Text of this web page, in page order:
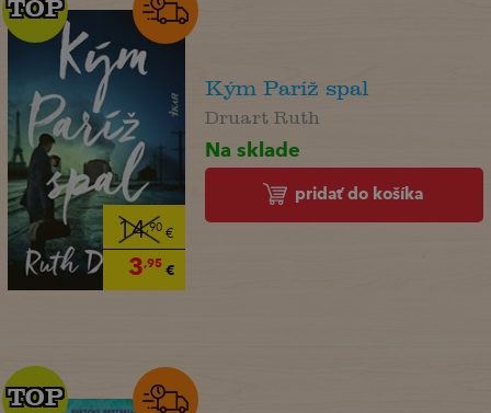
14,90€
3,95€
TOP
TOP
Kým Paríž spal
Druart Ruth
Na sklade
pridať do košíka
TOP
TOP